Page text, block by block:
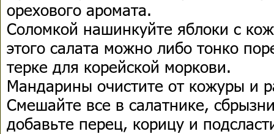
орехового аромата.
Соломкой нашинкуйте яблоки с
этого салата можно либо тонко
терке для корейской моркови.
Мандарины очистите от кожуры и
Смешайте все в салатнике,
добавьте перец, корицу и